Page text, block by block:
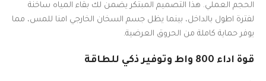
الحجم العملي. هذا التصميم المبتكر يضمن لك بقاء المياه ساخنة
لفترة اطول بالداخل، بينما يظل جسم السخان الخارجي امنا للمس، مما
يوفر حماية كاملة من الحروق العرضية.
قوة اداء 800 واط وتوفير ذكي للطاقة